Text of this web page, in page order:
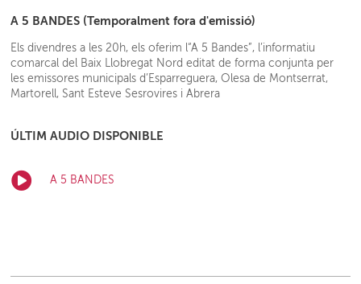
A 5 BANDES (Temporalment fora d'emissió)
Els divendres a les 20h, els oferim l“A 5 Bandes”, l’informatiu
comarcal del Baix Llobregat Nord editat de forma conjunta per
les emissores municipals d’Esparreguera, Olesa de Montserrat,
Martorell, Sant Esteve Sesrovires i Abrera
ÚLTIM AUDIO DISPONIBLE
A 5 BANDES